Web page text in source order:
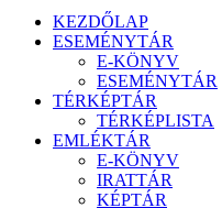
KEZDŐLAP
ESEMÉNYTÁR
E-KÖNYV
ESEMÉNYTÁR
TÉRKÉPTÁR
TÉRKÉPLISTA
EMLÉKTÁR
E-KÖNYV
IRATTÁR
KÉPTÁR